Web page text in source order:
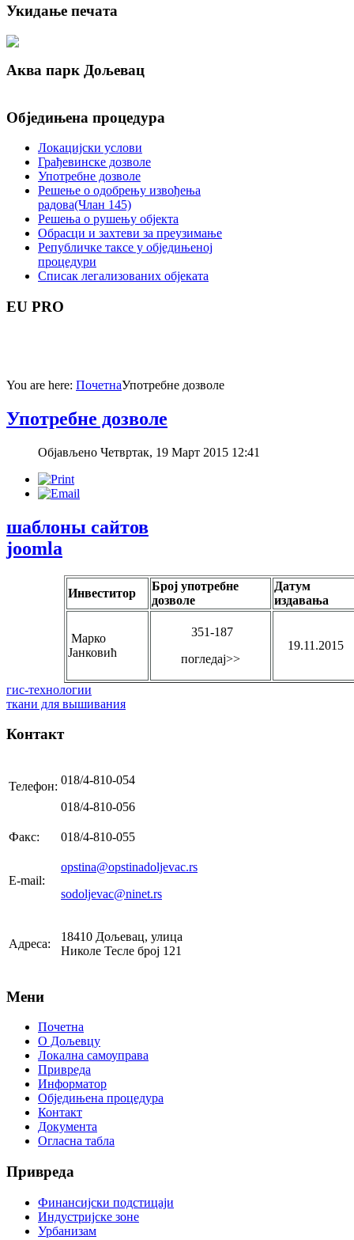
Укидање печата
Аква парк Дољевац
Обједињена процедура
Локацијски услови
Грађевинске дозволе
Употребне дозволе
Решење о одобрењу извођења
радова(Члан 145)
Решења о рушењу објекта
Обрасци и захтеви за преузимање
Републичке таксе у обједињеној
процедури
Списак легализованих објеката
EU PRO
You are here: ПочетнаУпотребне дозволе
Употребне дозволе
Објављено Четвртак, 19 Март 2015 12:41
шаблоны сайтов
joomla
Инвеститор
Број употребне
дозволе
Датум
издавања
Марко
Јанковић
351-187
погледај>>
19.11.2015
гис-технологии
ткани для вышивания
Контакт
Телефон: 018/4-810-054
018/4-810-056
Факс: 018/4-810-055
E-mail:
opstina@opstinadoljevac.rs
sodoljevac@ninet.rs
Адреса:
18410 Дољевац, улица
Николе Тесле број 121
Мени
Почетна
О Дољевцу
Локална самоуправа
Привреда
Информатор
Обједињена процедура
Контакт
Документа
Огласна табла
Привреда
Финансијски подстицаји
Индустријске зоне
Урбанизам